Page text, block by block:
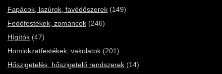
Fapácok, lazúrok, favédőszerek (149)
Fedőfestékek, zománcok (246)
Hígítók (47)
Homlokzatfestékek, vakolatok (201)
Hőszigetelés, hőszigetelő rendszerek (14)